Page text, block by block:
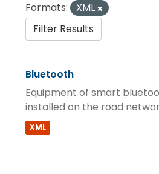
Formats:
XML
Filter Results
Bluetooth
Equipment of smart
installed on the road
XML